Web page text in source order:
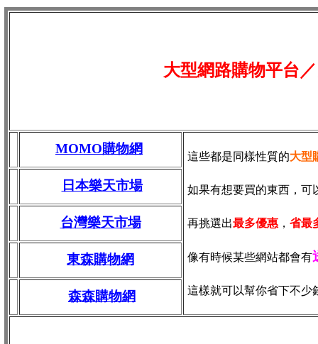
大型網路購物平台
MOMO購物網
這些都是同樣性質的大型
如果有想要買的東西，可
再挑選出最多優惠 ， 省最
像有時候某些網站都會有
這樣就可以幫你省下不少
日本樂天市場
台灣樂天市場
東森購物網
森森購物網